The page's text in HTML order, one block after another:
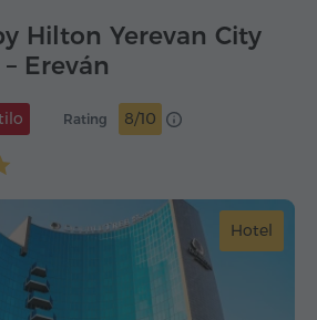
Hilton Yerevan City
Ereván
Rating 8/10
Hotel